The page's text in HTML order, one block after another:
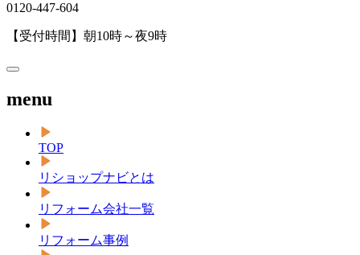
0120-447-604
【受付時間】朝10時～夜9時
menu
TOP
リショップナビとは
リフォーム会社一覧
リフォーム事例